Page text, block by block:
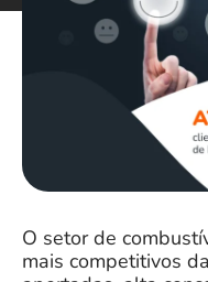
O setor de
mais competitivos